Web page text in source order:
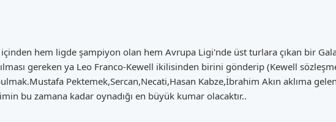
hem ligde şampiyon olan hem Avrupa Ligi'nde üst turlara çıkan bir
gereken ya Leo Franco-Kewell ikilisinden birini gönderip (Kewell
Pektemek,Sercan,Necati,Hasan Kabze,İbrahim Akın aklıma
bu zamana kadar oynadığı en büyük kumar olacaktır..